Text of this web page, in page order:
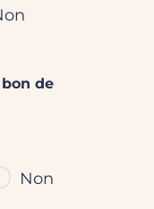
de
Non